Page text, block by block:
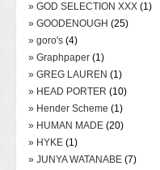
» GOD SELECTION XXX (1)
» GOODENOUGH (25)
» goro's (4)
» Graphpaper (1)
» GREG LAUREN (1)
» HEAD PORTER (10)
» Hender Scheme (1)
» HUMAN MADE (20)
» HYKE (1)
» JUNYA WATANABE (7)